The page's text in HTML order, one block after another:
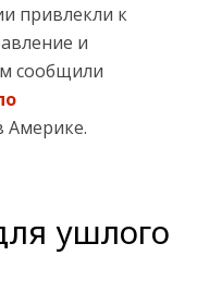
привлекли к
и
сообщили
Америке.
ушлого